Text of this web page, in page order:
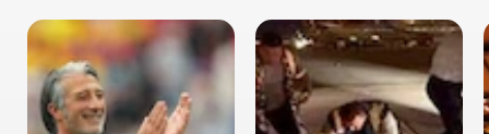
AP: No, Switzerland has not approved a ‘suicide
capsule